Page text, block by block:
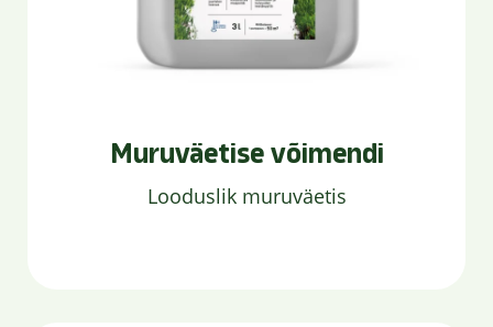
Muruväetise võimendi
Looduslik muruväetis